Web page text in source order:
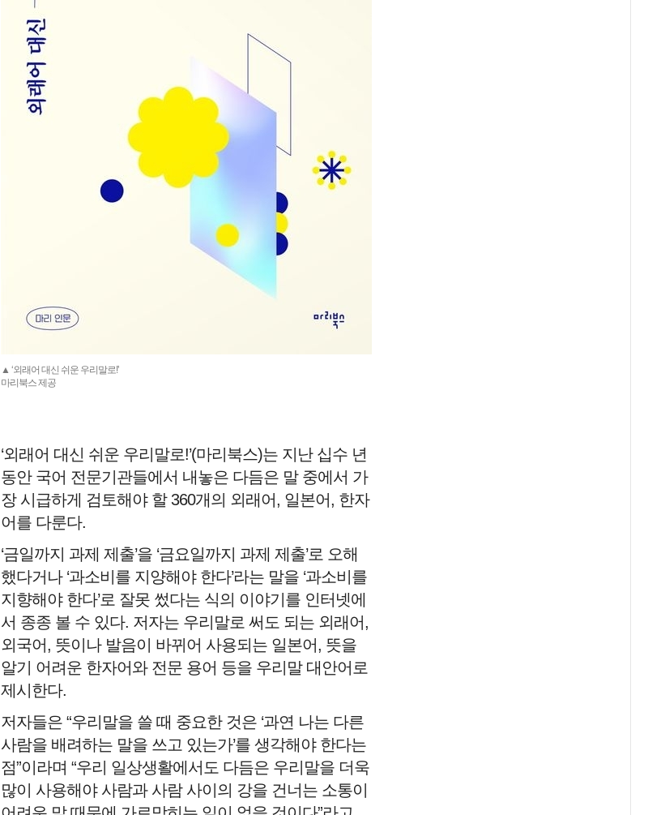
▲ ‘외래어 대신 쉬운 우리말로!’
마리북스 제공
‘외래어 대신 쉬운 우리말로!’(마리북스)는 지난 십수 년
동안 국어 전문기관들에서 내놓은 다듬은 말 중에서 가
장 시급하게 검토해야 할 360개의 외래어, 일본어, 한자
어를 다룬다.
‘금일까지 과제 제출’을 ‘금요일까지 과제 제출’로 오해
했다거나 ‘과소비를 지양해야 한다’라는 말을 ‘과소비를
지향해야 한다’로 잘못 썼다는 식의 이야기를 인터넷에
서 종종 볼 수 있다. 저자는 우리말로 써도 되는 외래어,
외국어, 뜻이나 발음이 바뀌어 사용되는 일본어, 뜻을
알기 어려운 한자어와 전문 용어 등을 우리말 대안어로
제시한다.
저자들은 “우리말을 쓸 때 중요한 것은 ‘과연 나는 다른
사람을 배려하는 말을 쓰고 있는가’를 생각해야 한다는
점”이라며 “우리 일상생활에서도 다듬은 우리말을 더욱
많이 사용해야 사람과 사람 사이의 강을 건너는 소통이